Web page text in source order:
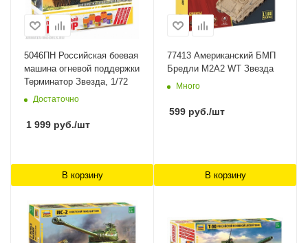
5046ПН Российская боевая
машина огневой поддержки
Терминатор Звезда, 1/72
Достаточно
1 999 руб./шт
В корзину
77413 Американский БМП
Бредли М2А2 WT Звезда
Много
599 руб./шт
В корзину